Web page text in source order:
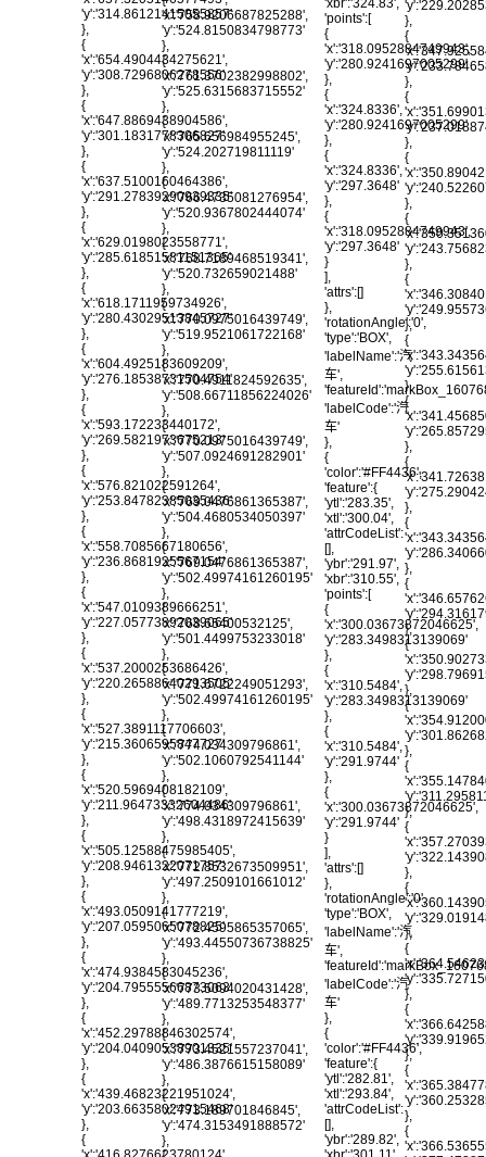
'y':'314.86121415055857'
},
{
'x':'654.4904434275621',
'y':'308.7296806278556'
},
{
'x':'647.8869438904586',
'y':'301.1831778306827'
},
{
'x':'637.5100160464386',
'y':'291.27839290939335'
},
{
'x':'629.0198023558771',
'y':'285.61851581151365'
},
{
'x':'618.1711959734926',
'y':'280.43029513845727'
},
{
'x':'604.4925183609209',
'y':'276.18538731504754'
},
{
'x':'593.172233440172',
'y':'269.5821973675213'
},
{
'x':'576.821022591264',
'y':'253.84782385035436'
},
{
'x':'558.7085667180656',
'y':'236.8681925567154'
},
{
'x':'547.0109389666251',
'y':'227.05773892039065'
},
{
'x':'537.2000253686426',
'y':'220.26588640293505'
},
{
'x':'527.3891117706603',
'y':'215.3606595847727'
},
{
'x':'520.5969408182109',
'y':'211.96473332604486'
},
{
'x':'505.12588475985405',
'y':'208.9461322071757'
},
{
'x':'493.0509141777219',
'y':'207.0595065078825'
},
{
'x':'474.9384583045236',
'y':'204.79555566873063'
},
{
'x':'452.29788846302574',
'y':'204.04090538901335'
},
{
'x':'439.46823221951024',
'y':'203.66358024915468'
},
{
'x':'758.9206687825288',
'y':'524.8150834798773'
},
{
'x':'761.3702382998802',
'y':'525.6315683715552'
},
{
'x':'765.656984955245',
'y':'524.202719811119'
},
{
'x':'766.4735081276954',
'y':'520.9367802444074'
},
{
'x':'768.7189468519341',
'y':'520.732659021488'
},
{
'x':'770.0975016439749',
'y':'519.9521061722168'
},
{
'x':'770.4911824592635',
'y':'508.66711856224026'
},
{
'x':'770.0975016439749',
'y':'507.0924691282901'
},
{
'x':'769.0476861365387',
'y':'504.4680534050397'
},
{
'x':'769.0476861365387',
'y':'502.49974161260195'
},
{
'x':'768.65400532125',
'y':'501.4499753233018'
},
{
'x':'771.6722249051293',
'y':'502.49974161260195'
},
{
'x':'774.034309796861',
'y':'502.1060792541144'
},
{
'x':'774.034309796861',
'y':'498.4318972415639'
},
{
'x':'772.8532673509951',
'y':'497.2509101661012'
},
{
'x':'772.4595865357065',
'y':'493.44550736738825'
},
{
'x':'773.5094020431428',
'y':'489.7713253548377'
},
{
'x':'773.4521557237041',
'y':'486.3876615158089'
},
{
'x':'773.189701846845',
'y':'474.3153491888572'
},
'points':[
{
'x':'318.0952884749943',
'y':'280.9241697005299'
},
{
'x':'324.8336',
'y':'280.9241697005299'
},
{
'x':'324.8336',
'y':'297.3648'
},
{
'x':'318.0952884749943',
'y':'297.3648'
}
],
'attrs':[]
},
'rotationAngle':'0',
'type':'BOX',
'labelName':'汽
车',
'labelCode':'汽
车'
},
{
'color':'#FF4436',
'feature':{
'ytl':'283.35',
'xtl':'300.04',
'attrCodeList':
[],
'ybr':'291.97',
'xbr':'310.55',
'points':[
{
'x':'300.03673872046625',
'y':'283.3498313139069'
},
{
'x':'310.5484',
'y':'283.3498313139069'
},
{
'x':'310.5484',
'y':'291.9744'
},
{
'x':'300.03673872046625',
'y':'291.9744'
}
],
'attrs':[]
},
'rotationAngle':'0',
'type':'BOX',
'labelName':'汽
车',
'labelCode':'汽
车'
},
{
'color':'#FF4436',
'feature':{
'ytl':'282.81',
'xtl':'293.84',
'attrCodeList':
[],
'ybr':'289.82',
},
{
},
{
},
{
},
{
},
{
},
{
},
{
},
{
},
{
},
{
},
{
},
{
},
{
},
{
},
{
},
{
},
{
},
{
},
{